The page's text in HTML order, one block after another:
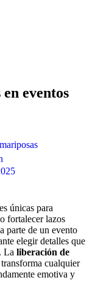
eventos
únicas para
fortalecer lazos
parte de un evento
elegir detalles que
La liberación de
cualquier
emotiva y